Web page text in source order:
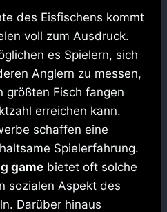
des Eisfischens kommt
voll zum Ausdruck.
es Spielern, sich
Anglern zu messen,
größten Fisch fangen
erreichen kann.
schaffen eine
Spielerfahrung.
game bietet oft solche
sozialen Aspekt des
Darüber hinaus